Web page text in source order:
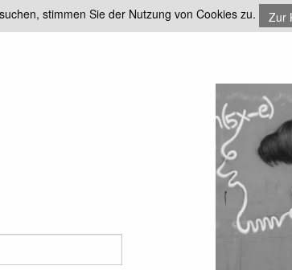
stimmen Sie der Nutzung von Cookies zu. Zur